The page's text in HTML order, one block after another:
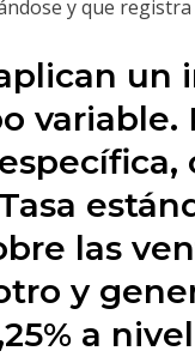
y que
un
variable.
las
y
a